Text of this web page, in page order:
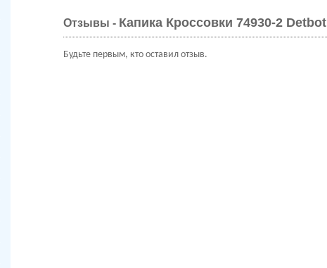
Отзывы - Капика Кроссовки 74930-2 Detbot
Будьте первым, кто оставил отзыв.